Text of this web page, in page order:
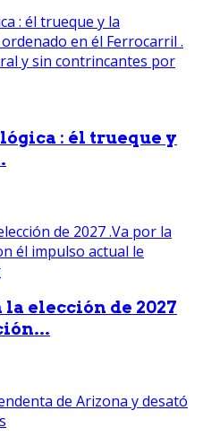
: él trueque y
elección de 2027